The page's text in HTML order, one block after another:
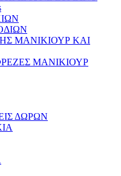
ΜΑΝΙΚΙΟΥΡ ΚΑΙ
ΜΑΝΙΚΙΟΥΡ
ΔΩΡΩΝ